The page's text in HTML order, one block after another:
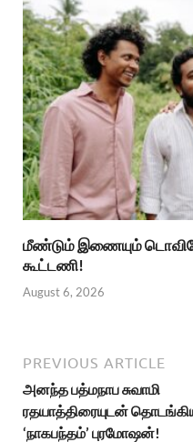
மீண்டும் இணையும்
கூட்டணி!
August 6, 2026
PREVIOUS ARTICLE
அனந்த பத்மநாப சுவாமி
ரதயாத்திரையுடன்
‘நாகபந்தம்’ புரமோஷன்!